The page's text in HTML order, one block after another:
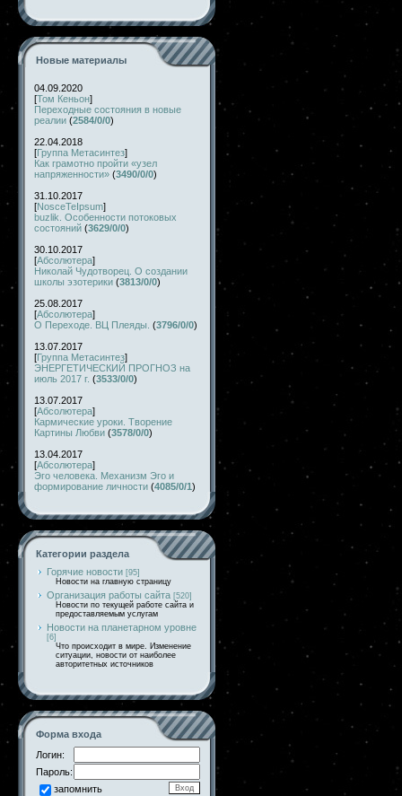
Новые материалы
04.09.2020
[Том Кеньон]
Переходные состояния в новые
реалии (2584/0/0)
22.04.2018
[Группа Метасинтез]
Как грамотно пройти «узел
напряженности» (3490/0/0)
31.10.2017
[NosceTeIpsum]
buzlik. Особенности потоковых
состояний (3629/0/0)
30.10.2017
[Абсолютера]
Николай Чудотворец. О создании
школы эзотерики (3813/0/0)
25.08.2017
[Абсолютера]
О Переходе. ВЦ Плеяды. (3796/0/0)
13.07.2017
[Группа Метасинтез]
ЭНЕРГЕТИЧЕСКИЙ ПРОГНОЗ на
июль 2017 г. (3533/0/0)
13.07.2017
[Абсолютера]
Кармические уроки. Творение
Картины Любви (3578/0/0)
13.04.2017
[Абсолютера]
Эго человека. Механизм Эго и
формирование личности (4085/0/1)
Категории раздела
Горячие новости [95]
Новости на главную страницу
Организация работы сайта [520]
Новости по текущей работе сайта и
предоставляемым услугам
Новости на планетарном уровне
[6]
Что происходит в мире. Изменение
ситуации, новости от наиболее
авторитетных источников
Форма входа
Логин:
Пароль:
запомнить